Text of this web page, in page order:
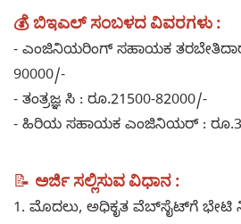
💰ಬಿಇಎಲ್ ಸಂಬಳದ ವಿವರಗಳು :
- ಎಂಜಿನಿಯರಿಂಗ್ ಸಹಾಯಕ
90000/-
- ತಂತ್ರಜ್ಞ ಸಿ : ರೂ.21500-82000/-
- ಹಿರಿಯ ಸಹಾಯಕ ಎಂಜಿನಿಯರ್ :
📝 ಅರ್ಜಿ ಸಲ್ಲಿಸುವ ವಿಧಾನ :
1. ಮೊದಲು, ಅಧಿಕೃತ ವೆಬ್‌ಸೈಟ್‌ಗೆ ಭೇಟಿ